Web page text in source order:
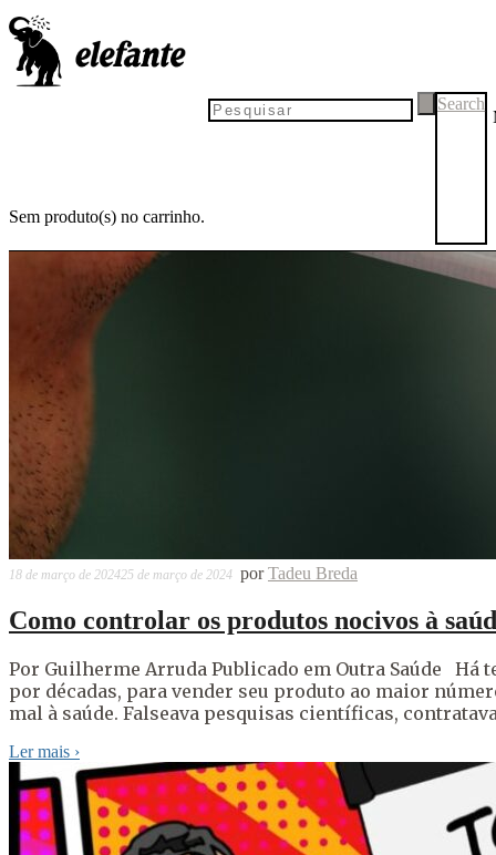
Sem produto(s) no carrinho.
Search
18 de março de 202425 de março de 2024 porTadeu Breda
Como controlar os produtos nocivos à
Por Guilherme Arruda Publicado em Outra Saúde Há
por décadas, para vender seu produto ao maior
mal à saúde. Falseava pesquisas científicas,
Ler mais ›